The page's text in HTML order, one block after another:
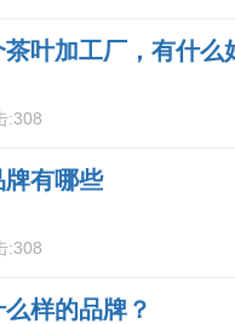
叶加工厂，有什么
:308
有哪些
:308
样的品牌？